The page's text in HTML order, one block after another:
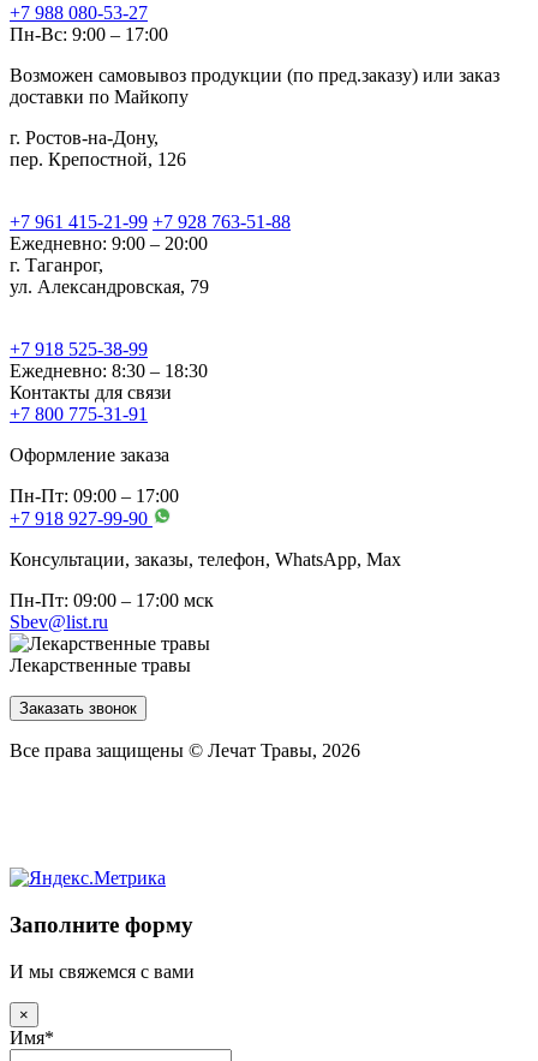
+7 988 080-53-27
Пн-Вс: 9:00 – 17:00
Возможен самовывоз продукции (по пред.заказу) или заказ
доставки по Майкопу
г. Ростов-на-Дону,
пер. Крепостной, 126
+7 961 415-21-99 +7 928 763-51-88
Ежедневно: 9:00 – 20:00
г. Таганрог,
ул. Александровская, 79
+7 918 525-38-99
Ежедневно: 8:30 – 18:30
Контакты для связи
+7 800 775-31-91
Оформление заказа
Пн-Пт: 09:00 – 17:00
+7 918 927-99-90
Консультации, заказы, телефон, WhatsApp, Мах
Пн-Пт: 09:00 – 17:00 мск
Sbev@list.ru
Лекарственные травы
Заказать звонок
Все права защищены © Лечат Травы, 2026
Заполните форму
И мы свяжемся с вами
×
Имя*